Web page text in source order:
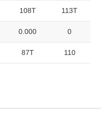
108T 113T
0.000 0
87T 110